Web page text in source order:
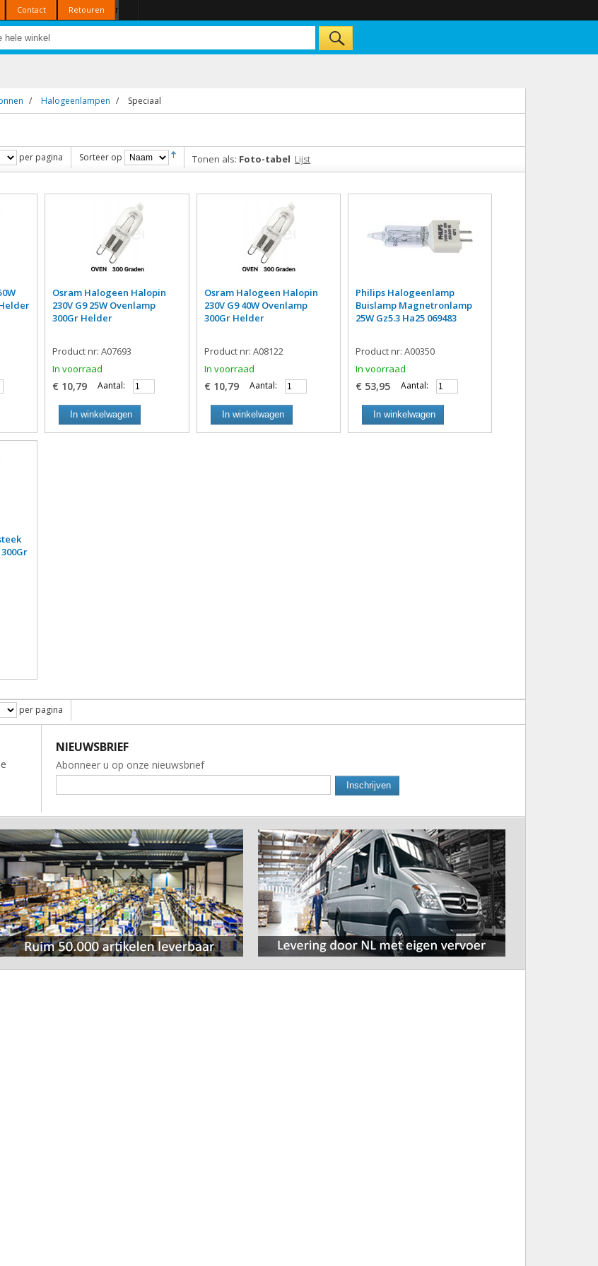
Contact Retouren r
/ Halogeenlampen / Speciaal
per pagina Sorteer op Tonen als: Foto-tabel Lijst
Osram Halogeen Halopin
230V G9 25W Ovenlamp
300Gr Helder
Product nr: A07693
In voorraad
€ 10,79 Aantal:
In winkelwagen
Osram Halogeen Halopin
230V G9 40W Ovenlamp
300Gr Helder
Product nr: A08122
In voorraad
€ 10,79 Aantal:
In winkelwagen
Philips Halogeenlamp
Buislamp Magnetronlamp
25W Gz5.3 Ha25 069483
Product nr: A00350
In voorraad
€ 53,95 Aantal:
In winkelwagen
per pagina
NIEUWSBRIEF
Abonneer u op onze nieuwsbrief
Inschrijven